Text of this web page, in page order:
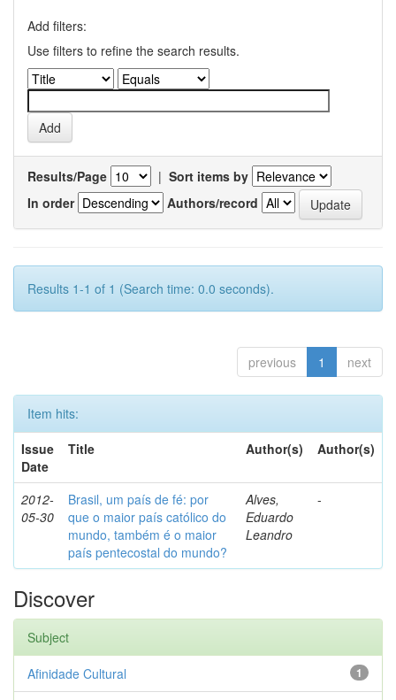
Add filters:
Use filters to refine the search results.
Results/Page | Sort items by
In order
Authors/record
Results 1-1 of 1 (Search time: 0.0 seconds).
previous 1 next
Item hits:
Issue
Date
Title Author(s) Author(s)
2012-
05-30
Brasil, um país de fé: por
que o maior país católico do
mundo, também é o maior
país pentecostal do mundo?
Alves,
Eduardo
Leandro
-
Discover
Subject
1
Afinidade Cultural